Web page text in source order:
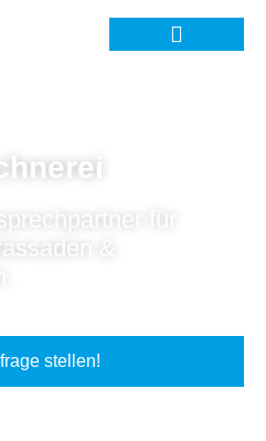
für
&
stellen!